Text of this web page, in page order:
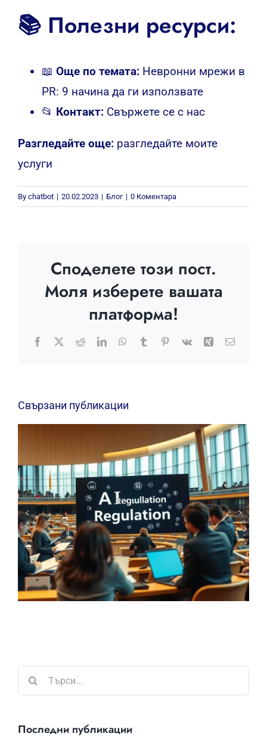
📚 Полезни ресурси:
📖 Още по темата: Невронни мрежи в
PR: 9 начина да ги използвате
📂 Контакт: Свържете се с нас
Разгледайте още: разгледайте моите
услуги
By chatbot | 20.02.2023 | Блог | 0 Коментара
Споделете този пост.
Моля изберете вашата
платформа!
Facebook
X RedditLinkedInWhatsApp
TumblrPinterest
Vk Xing
Свързани публикации
Търсене
...
Последни публикации